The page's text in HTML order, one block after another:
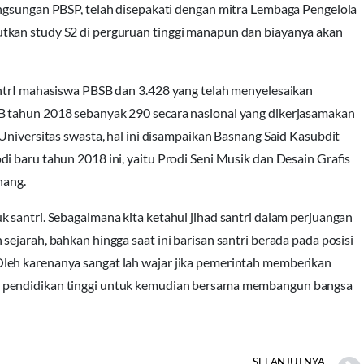
PBSP, telah disepakati dengan mitra Lembaga Pengelola
study S2 di perguruan tinggi manapun dan biayanya akan
mahasiswa PBSB dan 3.428 yang telah menyelesaikan
2018 sebanyak 290 secara nasional yang dikerjasamakan
swasta, hal ini disampaikan Basnang Said Kasubdit
baru tahun 2018 ini, yaitu Prodi Seni Musik dan Desain Grafis
Sebagaimana kita ketahui jihad santri dalam perjuangan
bahkan hingga saat ini barisan santri berada pada posisi
karenanya sangat lah wajar jika pemerintah memberikan
tinggi untuk kemudian bersama membangun bangsa